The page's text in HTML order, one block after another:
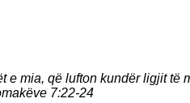
mia, që lufton kundër ligjit të
7:22-24